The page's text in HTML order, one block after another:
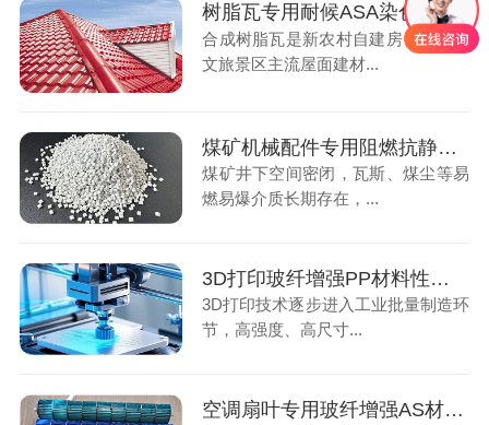
树脂瓦专用耐候ASA染色颗粒，户外屋面长效优选材料
合成树脂瓦是新农村自建房、厂房、
文旅景区主流屋面建材...
煤矿机械配件专用阻燃抗静电ABS材料，筑牢井下生产安全屏障
煤矿井下空间密闭，瓦斯、煤尘等易
燃易爆介质长期存在，...
3D打印玻纤增强PP材料性能解析，工业零部件制造核心耗材
3D打印技术逐步进入工业批量制造环
节，高强度、高尺寸...
空调扇叶专用玻纤增强AS材料，高性能改性塑料赋能家电风叶稳定生产